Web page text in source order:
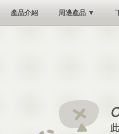
產品介紹 周邊產品 ▼